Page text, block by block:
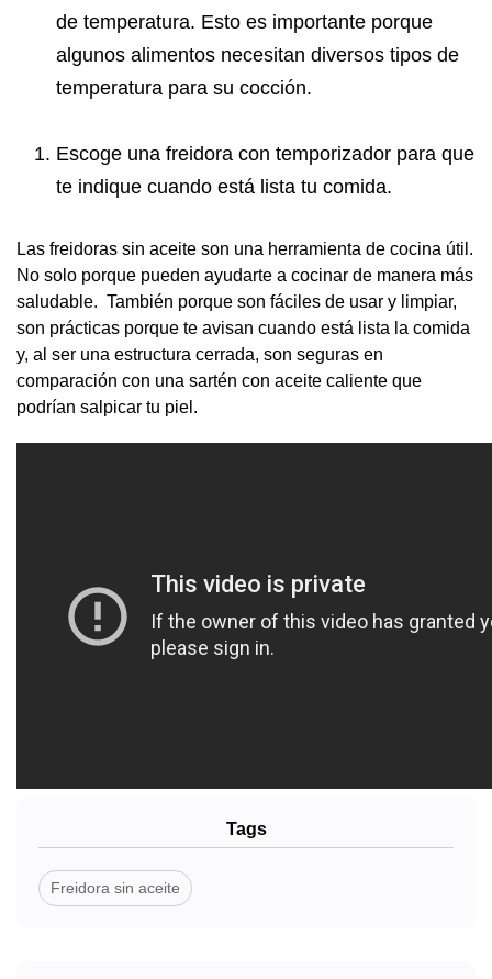
de temperatura. Esto es importante porque
algunos alimentos necesitan diversos tipos de
temperatura para su cocción.
Escoge una freidora con temporizador para que
te indique cuando está lista tu comida.
Las freidoras sin aceite son una herramienta de cocina útil.
No solo porque pueden ayudarte a cocinar de manera más
saludable. También porque son fáciles de usar y limpiar,
son prácticas porque te avisan cuando está lista la comida
y, al ser una estructura cerrada, son seguras en
comparación con una sartén con aceite caliente que
podrían salpicar tu piel.
Tags
Freidora sin aceite